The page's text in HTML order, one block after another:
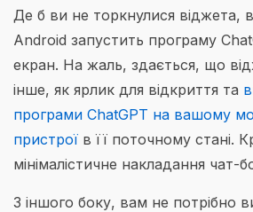
Де б ви не торкнулися віджета,
Android запустить програму
екран. На жаль, здається, що
інше, як ярлик для відкриття та
програми ChatGPT на вашому
пристрої в її поточному стані.
мінімалістичне накладання чат-
З іншого боку, вам не потрібно